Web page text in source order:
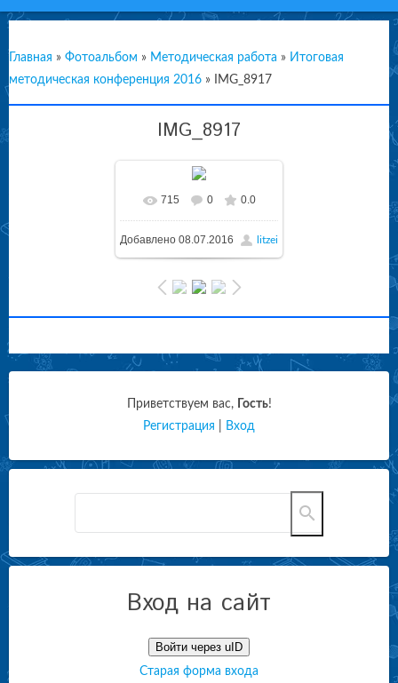
Главная » Фотоальбом » Методическая работа » Итоговая
методическая конференция 2016 » IMG_8917
IMG_8917
715 0 0.0
Добавлено 08.07.2016 litzei
Приветствуем вас, Гость!
Регистрация
Вход
Вход на сайт
Войти через uID
Старая форма входа